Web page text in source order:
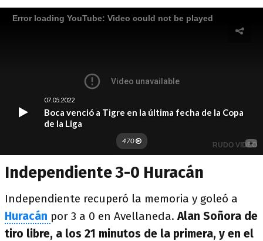
Independiente 3-0 Huracán
Independiente recuperó la memoria y goleó a
Huracán por 3 a 0 en Avellaneda.Alan Soñora de
tiro libre, a los 21 minutos de la primera, y en el